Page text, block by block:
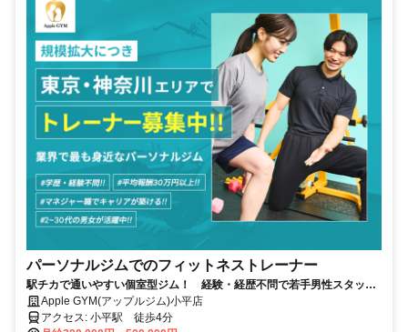
パーソナルジムでのフィットネストレーナー
駅チカで通いやすい個室型ジム！ 経験・経歴不問で若手男性スタッフ
活躍中！「平均報酬30万円以上」「※2025年4月実績」
Apple GYM(アップルジム)小平店
アクセス: 小平駅 徒歩4分